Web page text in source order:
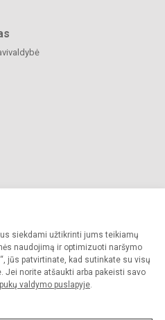
siekdami užtikrinti jums teikiamų
naudojimą ir optimizuoti naršymo
jūs patvirtinate, kad sutinkate su visų
Jei norite atšaukti arba pakeisti savo
valdymo puslapyje.
gimnazija. Visos teisės saugomos.
sutikimo griežtai draudžiama.
Slapukų valdymas